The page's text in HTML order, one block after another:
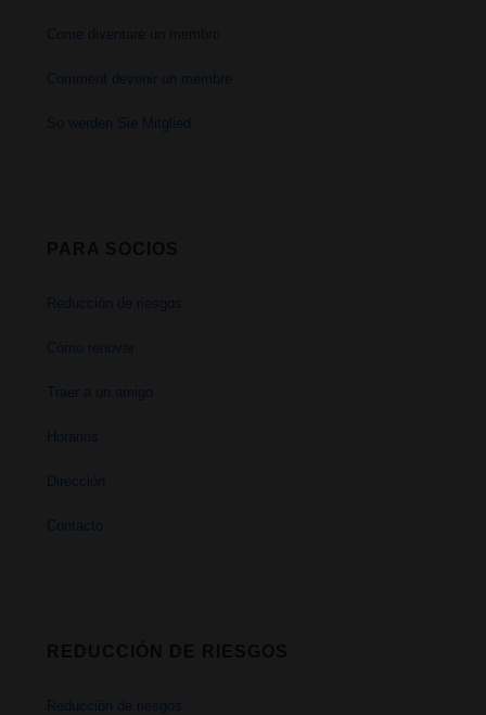
Come diventare un membro
Comment devenir un membre
So werden Sie Mitglied
Reducción de riesgos
Cómo renovar
Traer a un amigo
Horarios
Dirección
Contacto
Reducción de riesgos